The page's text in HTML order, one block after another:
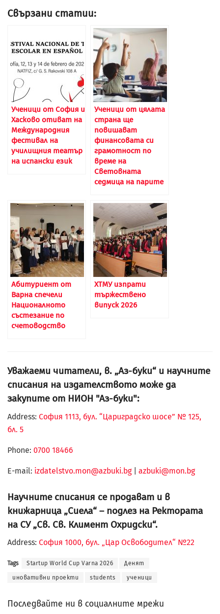
Свързани статии:
Ученици от София и
Хасково отиват на
Международния
фестивал на
училищния театър
на испански език
Ученици от цялата
страна ще
повишават
финансовата си
грамотност по
време на
Световната
седмица на парите
Абитуриент от
Варна спечели
Националното
състезание по
счетоводство
ХТМУ изпрати
тържествено
випуск 2026
Уважаеми читатели, в. „Аз-буки“ и научните
списания на издателството може да
закупите от НИОН "Аз-буки":
Address: София 1113, бул. “Цариградско шосе” № 125,
бл. 5
Phone: 0700 18466
Е-mail: izdatelstvo.mon@azbuki.bg| azbuki@mon.bg
Научните списания се продават и в
книжарница „Сиела“ – подлез на Ректората
на СУ „Св. Св. Климент Охридски“.
Address: София 1000, бул. „Цар Освободител“ №22
Tags Startup World Cup Varna 2026 Денят
иновативни проекти students ученици
Последвайте ни в социалните мрежи